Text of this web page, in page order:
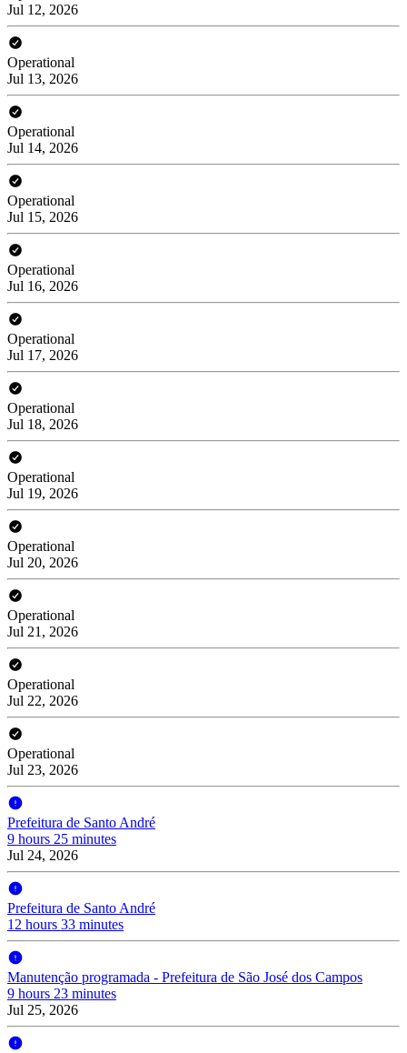
Jul 12, 2026
Operational
Jul 13, 2026
Operational
Jul 14, 2026
Operational
Jul 15, 2026
Operational
Jul 16, 2026
Operational
Jul 17, 2026
Operational
Jul 18, 2026
Operational
Jul 19, 2026
Operational
Jul 20, 2026
Operational
Jul 21, 2026
Operational
Jul 22, 2026
Operational
Jul 23, 2026
Prefeitura de Santo André
9 hours 25 minutes
Jul 24, 2026
Prefeitura de Santo André
12 hours 33 minutes
Manutenção programada - Prefeitura de São José dos Campos
9 hours 23 minutes
Jul 25, 2026